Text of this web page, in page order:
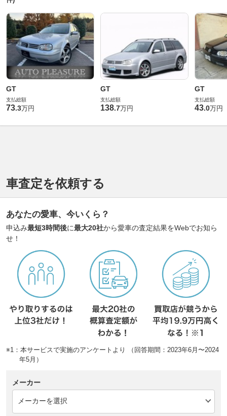
GT
支払総額
73.3万円
GT
支払総額
138.7万円
GT
支払総額
43.0万円
車査定を依頼する
あなたの愛車、今いくら？
申込み最短3時間後に最大20社から愛車の査定結果をWebでお知ら
せ！
※1：本サービスで実施のアンケートより （回答期間：2023年6月〜2024
年5月）
メーカー